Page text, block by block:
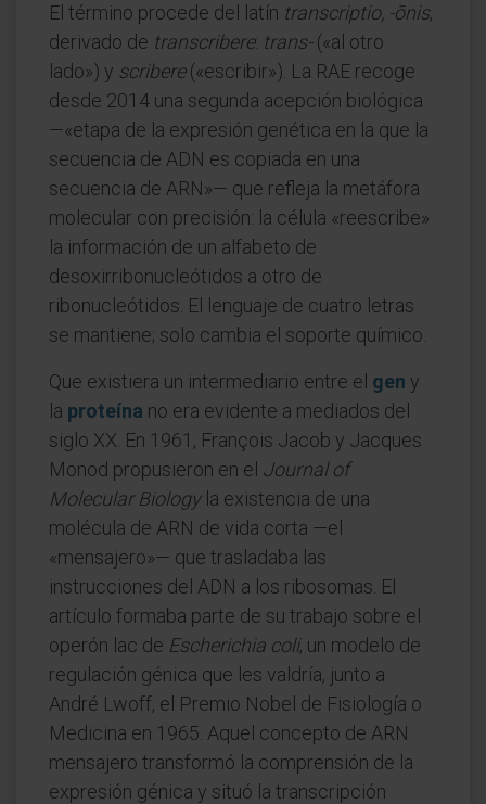
El término procede del latín transcriptio, -ōnis,
derivado de transcribere: trans-(«al otro
lado») y scribere(«escribir»). La RAE recoge
desde 2014 una segunda acepción biológica
—«etapa de la expresión genética en la que la
secuencia de ADN es copiada en una
secuencia de ARN»— que refleja la metáfora
molecular con precisión: la célula «reescribe»
la información de un alfabeto de
desoxirribonucleótidos a otro de
ribonucleótidos. El lenguaje de cuatro letras
se mantiene; solo cambia el soporte químico.
Que existiera un intermediario entre el gen y
la proteína no era evidente a mediados del
siglo XX. En 1961, François Jacob y Jacques
Monod propusieron en el Journal of
Molecular Biologyla existencia de una
molécula de ARN de vida corta —el
«mensajero»— que trasladaba las
instrucciones del ADN a los ribosomas. El
artículo formaba parte de su trabajo sobre el
operón lac de Escherichia coli, un modelo de
regulación génica que les valdría, junto a
André Lwoff, el Premio Nobel de Fisiología o
Medicina en 1965. Aquel concepto de ARN
mensajero transformó la comprensión de la
expresión génica y situó la transcripción